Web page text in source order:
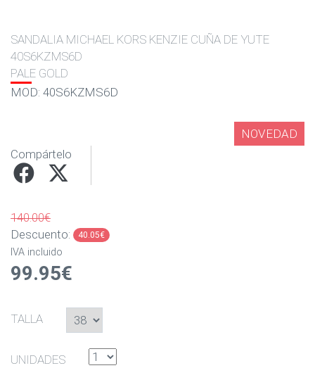
SANDALIA MICHAEL KORS KENZIE CUÑA DE YUTE
40S6KZMS6D
PALE GOLD
MOD: 40S6KZMS6D
NOVEDAD
Compártelo
140.00€
Descuento:
40.05€
IVA incluido
99.95€
TALLA
UNIDADES